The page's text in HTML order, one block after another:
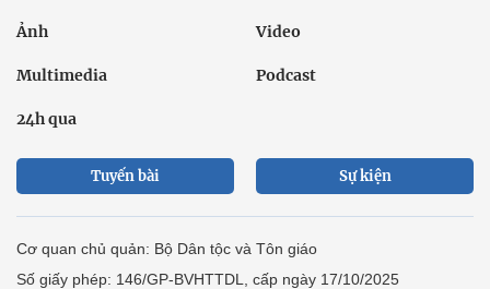
Ảnh Video
Multimedia Podcast
24h qua
Tuyến bài Sự kiện
Cơ quan chủ quản: Bộ Dân tộc và Tôn giáo
Số giấy phép: 146/GP-BVHTTDL, cấp ngày 17/10/2025